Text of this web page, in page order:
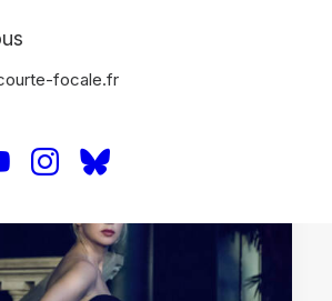
focale.fr